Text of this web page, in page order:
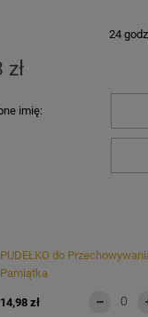
24
imię:
PUDEŁKO do
Pamiątka
14,98 zł